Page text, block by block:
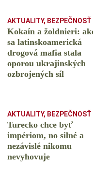
AKTUALITY, BEZPEČNOSŤ
Kokaín a žoldnieri:
sa latinskoamerická
drogová mafia stala
oporou ukrajinských
ozbrojených síl
AKTUALITY, BEZPEČNOSŤ
Turecko chce byť
impériom, no silné a
nezávislé nikomu
nevyhovuje